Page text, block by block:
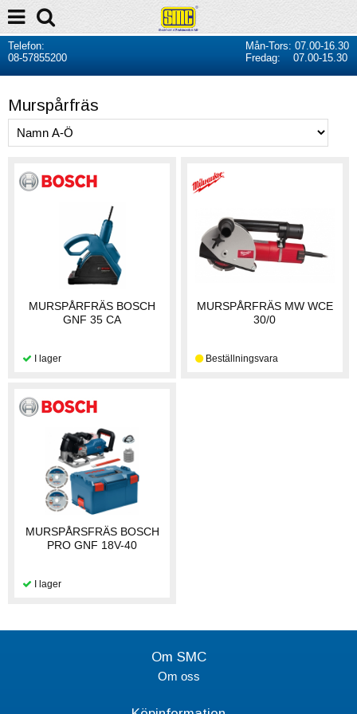
Telefon:
08-57855200
Mån-Tors: 07.00-16.30
Fredag: 07.00-15.30
Murspårfräs
MURSPÅRFRÄS BOSCH
GNF 35 CA
MURSPÅRFRÄS MW WCE
30/0
MURSPÅRSFRÄS BOSCH
PRO GNF 18V-40
Om SMC
Om oss